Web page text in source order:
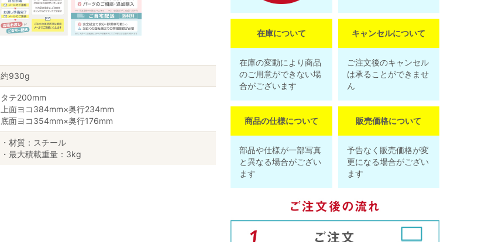
約930g
タテ200mm
上面ヨコ384mm×奥行234mm
底面ヨコ354mm×奥行176mm
・材質：スチール
・最大積載重量：3kg
在庫について
在庫の変動により商品
のご用意ができない場
合がございます
キャンセルについて
ご注文後のキャンセル
は承ることができませ
ん
商品の仕様について
部品や仕様が一部写真
と異なる場合がござい
ます
販売価格について
予告なく販売価格が変
更になる場合がござい
ます